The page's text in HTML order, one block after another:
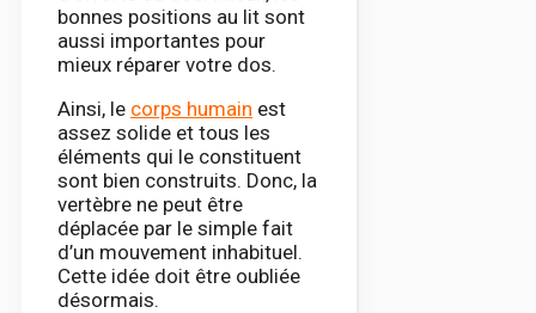
bonnes positions au lit sont
aussi importantes pour
mieux réparer votre dos.
Ainsi, le corps humain est
assez solide et tous les
éléments qui le constituent
sont bien construits. Donc, la
vertèbre ne peut être
déplacée par le simple fait
d’un mouvement inhabituel.
Cette idée doit être oubliée
désormais.